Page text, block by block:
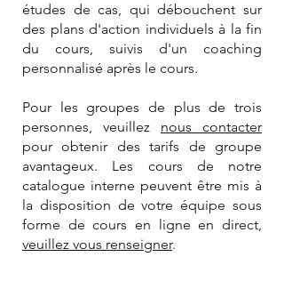
études de cas, qui débouchent sur
des plans d'action individuels à la fin
du cours, suivis d'un coaching
personnalisé après le cours.
Pour les groupes de plus de trois
personnes, veuillez nous contacter
pour obtenir des tarifs de groupe
avantageux.
Les cours de notre
catalogue interne peuvent être mis à
la disposition de votre équipe sous
forme de cours en ligne en direct,
veuillez vous renseigner.